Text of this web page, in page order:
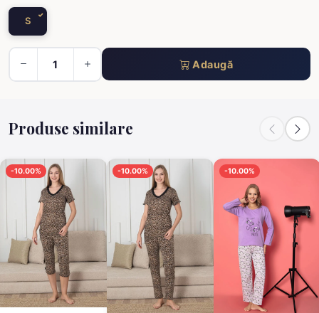
S
Adaugă
Produse similare
-10.00% -10.00% -10.00%